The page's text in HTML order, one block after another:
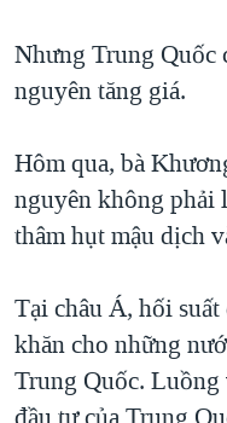
Nhưng Trung Quốc
nguyên tăng giá.
Hôm qua, bà
nguyên không phải
thâm hụt mậu dịch
Tại châu Á, hối
khăn cho những
Trung Quốc. Luồng